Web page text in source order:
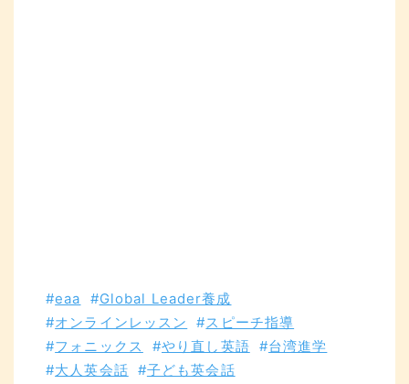
eaa
Global Leader養成
オンラインレッスン
スピーチ指導
フォニックス
やり直し英語
台湾進学
大人英会話
子ども英会話